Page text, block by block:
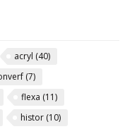
acryl (40)
(7)
flexa (11)
histor (10)